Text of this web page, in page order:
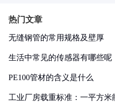
热门文章
无缝钢管的常用规格及壁厚
生活中常见的传感器有哪些呢
PE100管材的含义是什么
工业厂房载重标准：一平方米